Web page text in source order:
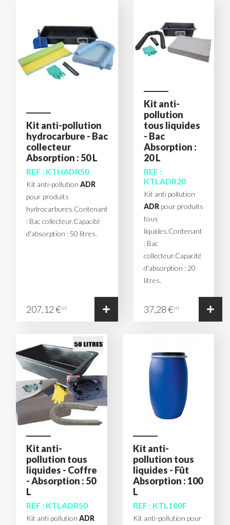
Kit anti-pollution
hydrocarbure - Bac
collecteur
Absorption : 50 L
REF : KTHADR50
Kit anti-pollution ADR
pour produits
hydrocarbures.Contenant
: Bac collecteur.Capacité
d'absorption : 50 litres.
207,12 €HT
Kit anti-
pollution
tous liquides
- Bac
Absorption :
20 L
REF :
KTLADR20
Kit anti pollution
ADR pour produits
tous
liquides.Contenant
: Bac
collecteur.Capacité
d'absorption : 20
litres.
37,28 €HT
Kit anti-
pollution tous
liquides - Coffre
- Absorption : 50
L
REF : KTLADR50
Kit anti pollution ADR
Kit anti-
pollution tous
liquides - Fût
Absorption : 100
L
REF : KTL100F
Kit anti-pollution pour